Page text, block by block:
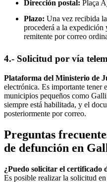
Dirección postal: Plaça
Plazo: Una vez recibida
procederá a la
remitente por correo
4.- Solicitud por vía
Plataforma del Ministerio de
electrónica. Es importante tener
municipios pequeños como
siempre está habilitada, y el
posteriormente por correo.
Preguntas
de defunción en
¿Puedo solicitar el certificado
Es posible realizar la solicitud